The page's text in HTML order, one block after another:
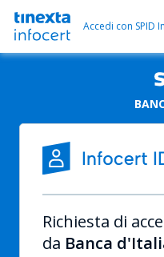
Accedi con SPID
Richiesta di
da Banca